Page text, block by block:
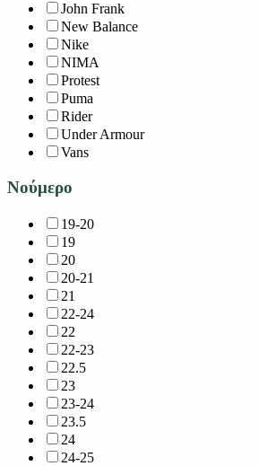
John Frank
New Balance
Nike
NIMA
Protest
Puma
Rider
Under Armour
Vans
Νούμερο
19-20
19
20
20-21
21
22-24
22
22-23
22.5
23
23-24
23.5
24
24-25